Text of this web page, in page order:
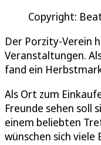
Copyright:
Der Porzity-Verein
Veranstaltungen.
fand ein
Als Ort zum
Freunde sehen soll
einem beliebten
wünschen sich